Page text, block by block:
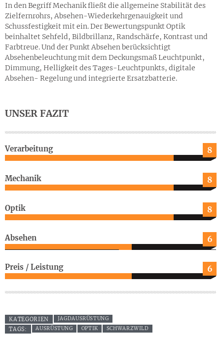
In den Begriff Mechanik fließt die allgemeine Stabilität des
Zielfernrohrs, Absehen-Wiederkehrgenauigkeit und
Schussfestigkeit mit ein. Der Bewertungspunkt Optik
beinhaltet Sehfeld, Bildbrillanz, Randschärfe, Kontrast und
Farbtreue. Und der Punkt Absehen berücksichtigt
Absehenbeleuchtung mit dem Deckungsmaß Leuchtpunkt,
Dimmung, Helligkeit des Tages-Leuchtpunkts, digitale
Absehen- Regelung und integrierte Ersatzbatterie.
UNSER FAZIT
Verarbeitung 8
Mechanik 8
Optik 8
Absehen 6
Preis / Leistung 6
KATEGORIEN JAGDAUSRÜSTUNG
TAGS: AUSRÜSTUNG OPTIK SCHWARZWILD